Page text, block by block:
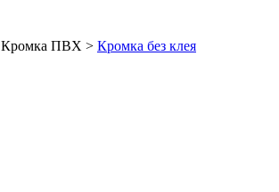
Кромка ПВХ > Кромка без клея